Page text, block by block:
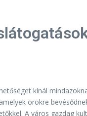
kínál
örökre
A város gazdag